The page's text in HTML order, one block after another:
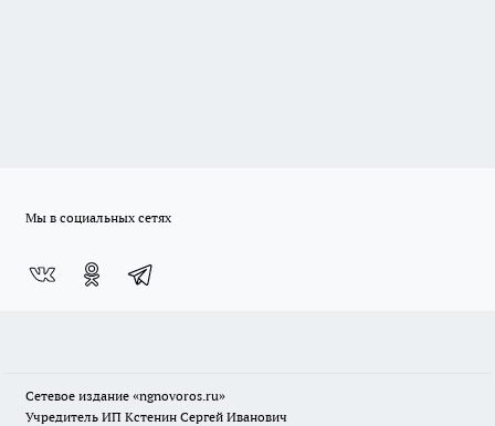
Мы в социальных сетях
Сетевое издание «ngnovoros.ru»
Учредитель ИП Кстенин Сергей Иванович